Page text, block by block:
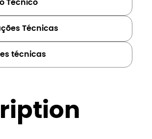
Técnico
Técnicas
técnicas